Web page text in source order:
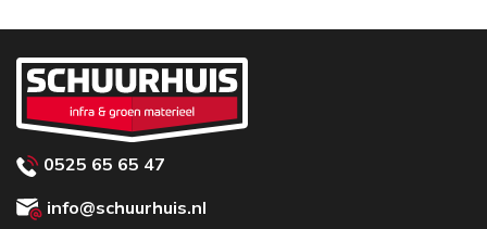
0525 65 65 47
info@schuurhuis.nl